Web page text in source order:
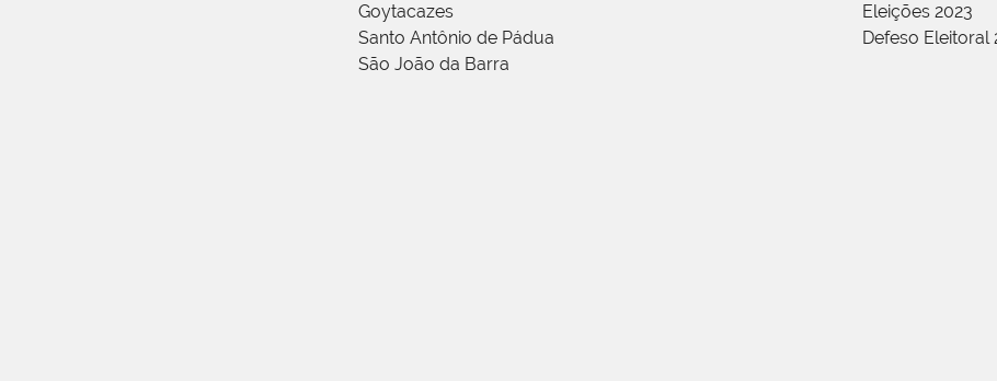
Goytacazes
Santo Antônio de Pádua
São João da Barra
Eleições 2023
Defeso Eleitoral